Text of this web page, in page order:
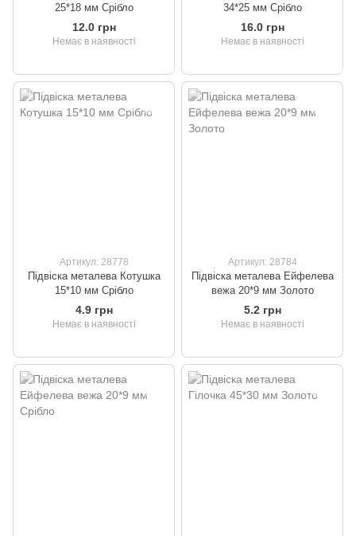
25*18 мм Срібло
12.0 грн
Немає в наявності
34*25 мм Срібло
16.0 грн
Немає в наявності
Артикул: 28778
Підвіска металева Котушка
15*10 мм Срібло
4.9 грн
Немає в наявності
Артикул: 28784
Підвіска металева Ейфелева
вежа 20*9 мм Золото
5.2 грн
Немає в наявності